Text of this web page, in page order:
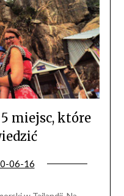
miejsc, które
06-16